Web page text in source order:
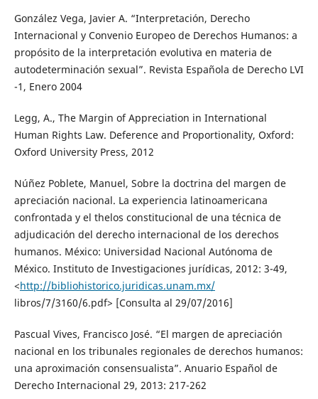
González Vega, Javier A. “Interpretación, Derecho
Internacional y Convenio Europeo de Derechos Humanos: a
propósito de la interpretación evolutiva en materia de
autodeterminación sexual”. Revista Española de Derecho LVI
-1, Enero 2004
Legg, A., The Margin of Appreciation in International
Human Rights Law. Deference and Proportionality, Oxford:
Oxford University Press, 2012
Núñez Poblete, Manuel, Sobre la doctrina del margen de
apreciación nacional. La experiencia latinoamericana
confrontada y el thelos constitucional de una técnica de
adjudicación del derecho internacional de los derechos
humanos. México: Universidad Nacional Autónoma de
México. Instituto de Investigaciones jurídicas, 2012: 3-49,
<http://bibliohistorico.juridicas.unam.mx/
libros/7/3160/6.pdf> [Consulta al 29/07/2016]
Pascual Vives, Francisco José. “El margen de apreciación
nacional en los tribunales regionales de derechos humanos:
una aproximación consensualista”. Anuario Español de
Derecho Internacional 29, 2013: 217-262